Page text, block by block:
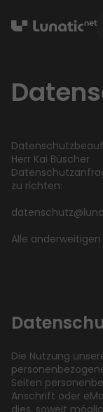
Herr Kai Büscher
zu richten:
Alle
Die Nutzung
Seiten
Anschrift oder
dies, soweit